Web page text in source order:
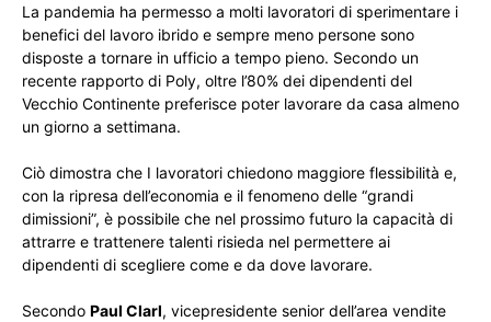
La pandemia ha permesso a molti lavoratori di sperimentare i
benefici del lavoro ibrido e sempre meno persone sono
disposte a tornare in ufficio a tempo pieno. Secondo un
recente rapporto di Poly, oltre l’80% dei dipendenti del
Vecchio Continente preferisce poter lavorare da casa almeno
un giorno a settimana.
Ciò dimostra che I lavoratori chiedono maggiore flessibilità e,
con la ripresa dell’economia e il fenomeno delle “grandi
dimissioni”, è possibile che nel prossimo futuro la capacità di
attrarre e trattenere talenti risieda nel permettere ai
dipendenti di scegliere come e da dove lavorare.
Secondo Paul Clarl, vicepresidente senior dell’area vendite